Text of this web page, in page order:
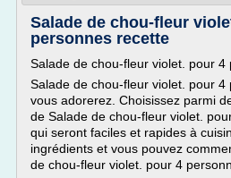
Salade de chou-fleur
personnes recette
Salade de chou-fleur violet. pour 4
Salade de chou-fleur violet. pour
vous adorerez. Choisissez parmi
de Salade de chou-fleur violet.
qui seront faciles et rapides à
ingrédients et vous pouvez
de chou-fleur violet. pour 4